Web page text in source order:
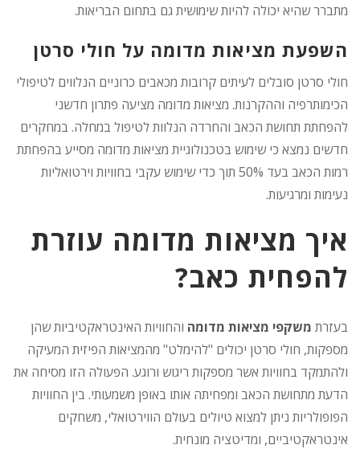
מתברר שהיא יכולה להיות שימושית גם בתחום הבריאות.
השפעת מציאות מדומה על חולי סרטן
חולי סרטן סובלים לעיתים קרובות מכאבים כרוניים הנלווים לטיפולי
הכימותרפיה וההקרנות. מציאות מדומה מציעה פתרון חדשני
להפחתת תחושת הכאב והחרדה הנלוות לטיפול במחלה. במחקרים
חדשים נמצא כי שימוש בטכנולוגיית מציאות מדומה מסייע בהפחתת
רמות הכאב בעד 50% תוך כדי שימוש עקבי בחוויות וירטואליות
נעימות ומרגיעות.
איך מציאות מדומה עוזרת
להפחית כאב?
בעזרת משקפי מציאות מדומה והחוויות האינטראקטיביות שהן
מספקות, חולי סרטן יכולים "להימלט" מהמציאות הפיזית המעיקה
ולהתמקד בחוויות אשר מספקות ריגוש ורוגע. הפעולה הזו מסיחה את
הדעת מתחושת הכאב ומפחיתה אותו באופן משמעותי. בין החוויות
הפופולריות ניתן למצוא טיולים בעולם הווירטואלי, משחקים
אינטראקטיביים, ומדיטציה מונחית.